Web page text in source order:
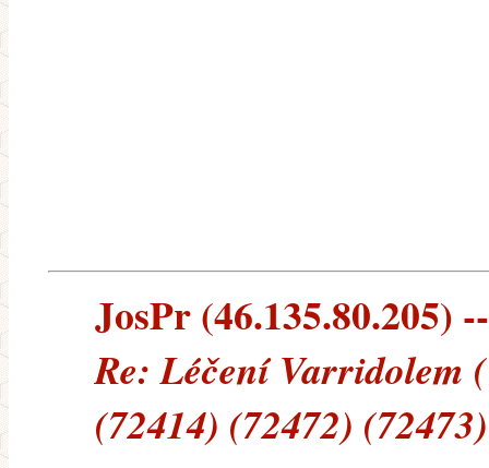
JosPr (46.135.80.205)
Re: Léčení Varridolem
(72414) (72472)